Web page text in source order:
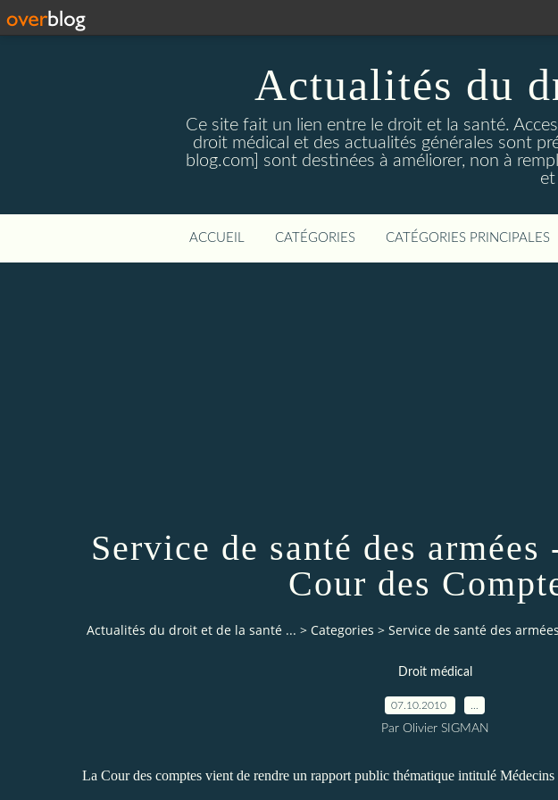
Actualités du
Ce site fait un lien entre le droit et la santé.
droit médical et des actualités générales sont
blog.com] sont destinées à améliorer, non à
et
ACCUEIL CATÉGORIES CATÉGORIES PRINCIPALES
Service de santé des
Cour des
Actualités du droit et de la santé ... > Categories > Service de santé des
Droit médical
07.10.2010
Par Olivier SIGMAN
La Cour des comptes vient de rendre un rapport public thématique intitulé Médecins